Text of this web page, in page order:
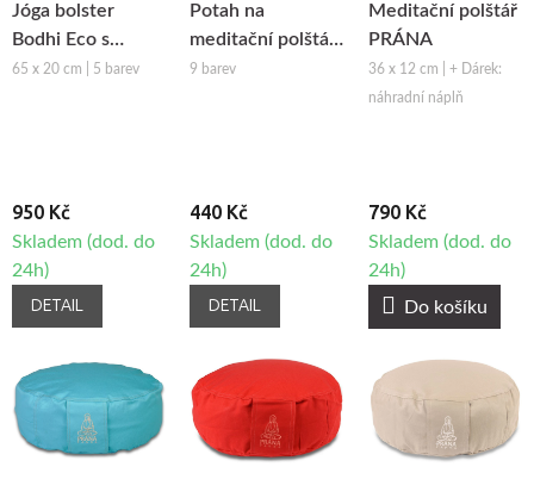
Jóga bolster
Bodhi Eco s
potahem
65 x 20 cm | 5 barev
950 Kč
Skladem (dod. do
24h)
DETAIL
Potah na
meditační polštář
PRÁNA
9 barev
440 Kč
Skladem (dod. do
24h)
DETAIL
Meditační polštář
PRÁNA
36 x 12 cm | + Dárek:
náhradní náplň
790 Kč
Skladem (dod. do
24h)
Do košíku